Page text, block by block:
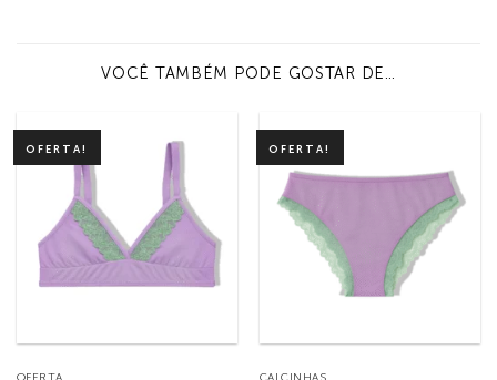
VOCÊ TAMBÉM PODE GOSTAR DE…
OFERTA! OFERTA!